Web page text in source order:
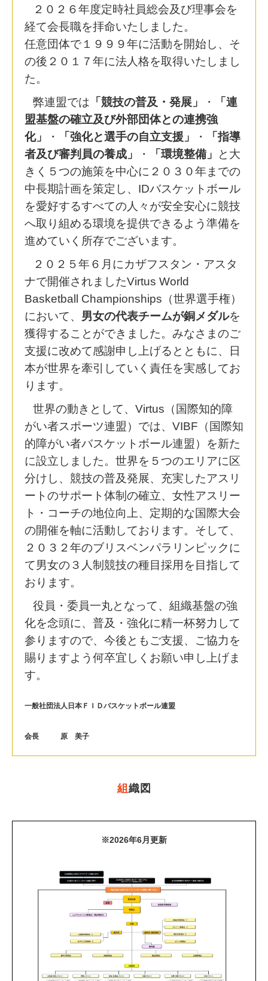
２０２６年度定時社員総会及び理事会を
経て会長職を拝命いたしました。
任意団体で１９９９年に活動を開始し、そ
の後２０１７年に法人格を取得いたしまし
た。
弊連盟では 「競技の普及・発展」 ・
「連
盟基盤の確立及び外部団体との連携強
化」
・ 「強化と選手の自立支援」 ・
「指導
者及び審判員の養成」
・ 「環境整備」
と大
きく５つの施策を中心に２０３０年までの
中長期計画を策定し、IDバスケットボール
を愛好するすべての人々が安全安心に競技
へ取り組める環境を提供できるよう準備を
進めていく所存でございます。
２０２５年６月にカザフスタン・アスタ
ナで開催されましたVirtus World
Basketball Championships（世界選手権）
において、 男女の代表チームが銅メダルを
獲得することができました。みなさまのご
支援に改めて感謝申し上げるとともに、日
本が世界を牽引していく責任を実感してお
ります。
世界の動きとして、Virtus（国際知的障
がい者スポーツ連盟）では、VIBF（国際知
的障がい者バスケットボール連盟）を新た
に設立しました。世界を５つのエリアに区
分けし、競技の普及発展、充実したアスリ
ートのサポート体制の確立、女性アスリー
ト・コーチの地位向上、定期的な国際大会
の開催を軸に活動しております。そして、
２０３２年のブリスベンパラリンピックに
て男女の３人制競技の種目採用を目指して
おります。
役員・委員一丸となって、組織基盤の強
化を念頭に、普及・強化に精一杯努力して
参りますので、今後ともご支援、ご協力を
賜りますよう何卒宜しくお願い申し上げま
す。
一般社団法人日本ＦＩＤバスケットボール連盟
会長 原 美子
組 織図
※2026年6月更新